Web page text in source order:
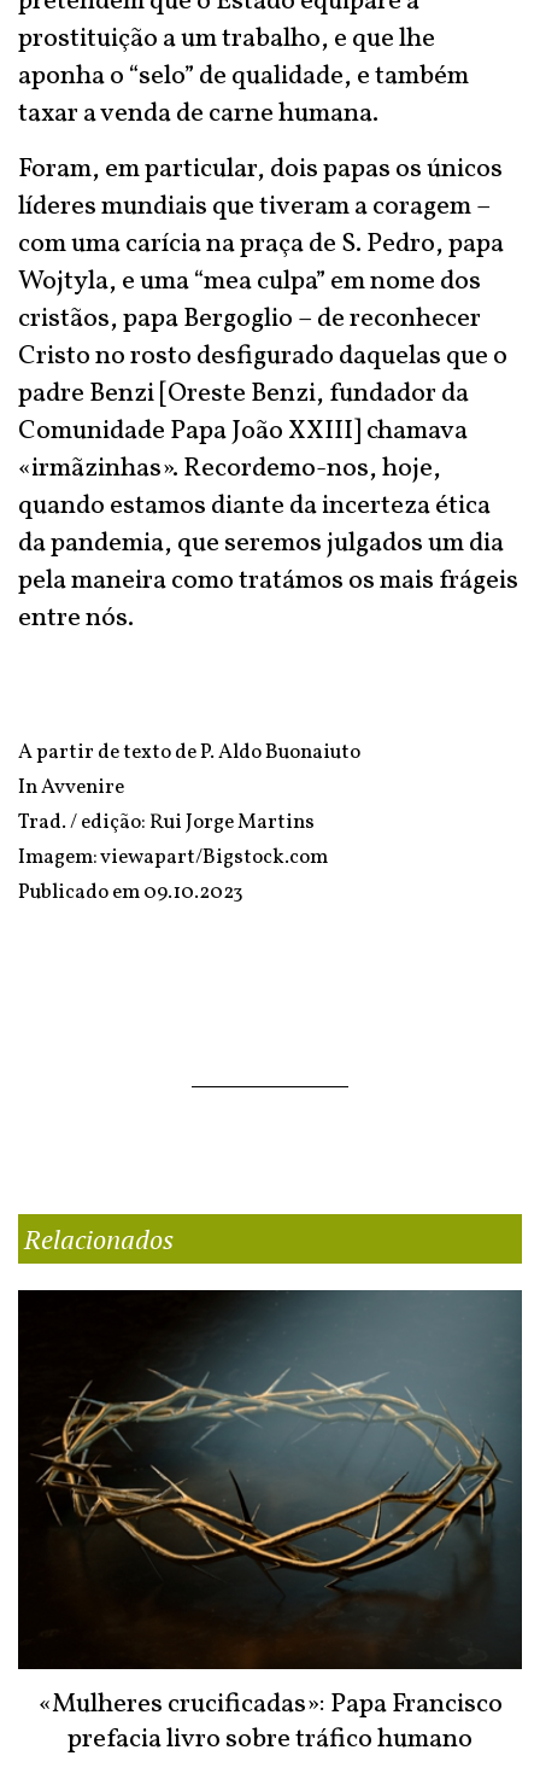
prostituição a um trabalho, e que lhe
aponha o “selo” de qualidade, e também
taxar a venda de carne humana.
Foram, em particular, dois papas os únicos
líderes mundiais que tiveram a coragem –
com uma carícia na praça de S. Pedro, papa
Wojtyla, e uma “mea culpa” em nome dos
cristãos, papa Bergoglio – de reconhecer
Cristo no rosto desfigurado daquelas que o
padre Benzi [Oreste Benzi, fundador da
Comunidade Papa João XXIII] chamava
«irmãzinhas». Recordemo-nos, hoje,
quando estamos diante da incerteza ética
da pandemia, que seremos julgados um dia
pela maneira como tratámos os mais frágeis
entre nós.
A partir de texto de P. Aldo Buonaiuto
InAvvenire
Trad. / edição: Rui Jorge Martins
Imagem: viewapart/Bigstock.com
Publicado em09.10.2023
Relacionados
«Mulheres crucificadas»: Papa Francisco
prefacia livro sobre tráfico humano